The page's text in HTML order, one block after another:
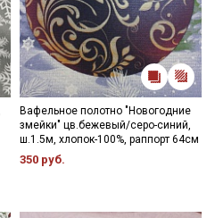
Вафельное полотно "Новогодние
змейки" цв.бежевый/серо-синий,
ш.1.5м, хлопок-100%, раппорт 64см
350 руб.